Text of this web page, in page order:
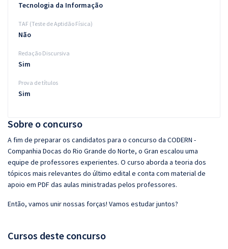
Sobre o concurso
A fim de preparar os candidatos para o concurso da CODERN -
Companhia Docas do Rio Grande do Norte, o Gran escalou uma
equipe de professores experientes. O curso aborda a teoria dos
tópicos mais relevantes do último edital e conta com material de
apoio em PDF das aulas ministradas pelos professores.
Então, vamos unir nossas forças! Vamos estudar juntos?
Cursos deste concurso
Tecnologia da Informação
TAF (Teste de Aptidão Física)
Não
Redação Discursiva
Sim
Prova de títulos
Sim